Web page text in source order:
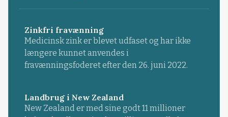
Zinkfri fravænning
Medicinsk zink er blevet udfaset og har ikke
længere kunnet anvendes i
fravænningsfoderet efter den 26. juni 2022.
Landbrug i New Zealand
New Zealand er med sine godt 11 millioner